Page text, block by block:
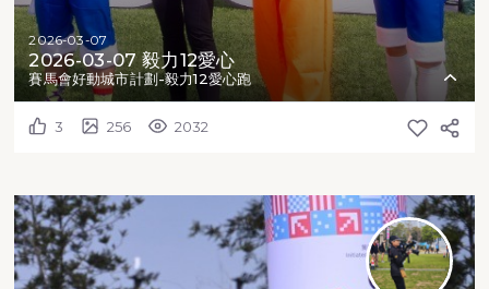
2026-03-07
2026-03-07 毅力12愛心
賽馬會好動城市計劃-毅力12愛心跑
3 256 2032